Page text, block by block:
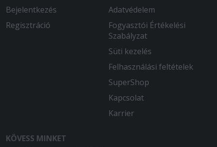
Bejelentkezés
Regisztráció
Adatvédelem
Fogyasztói Értékelési
Szabályzat
Süti kezelés
Felhasználási feltételek
SuperShop
Kapcsolat
Karrier
KÖVESS MINKET